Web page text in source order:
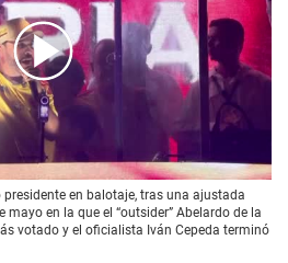
en balotaje, tras una ajustada
en la que el “outsider” Abelardo de la
votado y el oficialista Iván Cepeda terminó